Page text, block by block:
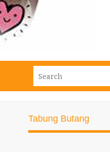
Tabung Butang